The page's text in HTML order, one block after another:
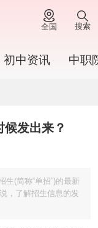
全国 搜索
初中资讯 中职
发出来？
(简称“单招”)的最新
，了解招生信息的发